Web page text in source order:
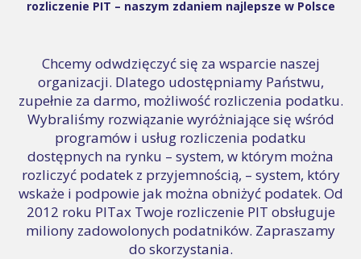
rozliczenie PIT – naszym zdaniem najlepsze w Polsce
Chcemy odwdzięczyć się za wsparcie naszej
organizacji. Dlatego udostępniamy Państwu,
zupełnie za darmo, możliwość rozliczenia podatku.
Wybraliśmy rozwiązanie wyróżniające się wśród
programów i usług rozliczenia podatku
dostępnych na rynku – system, w którym można
rozliczyć podatek z przyjemnością, – system, który
wskaże i podpowie jak można obniżyć podatek. Od
2012 roku PITax Twoje rozliczenie PIT obsługuje
miliony zadowolonych podatników. Zapraszamy
do skorzystania.